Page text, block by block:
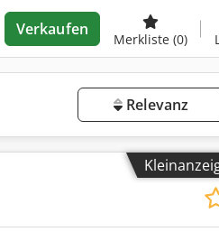
Verkaufen
Merkliste (0)
Relevanz